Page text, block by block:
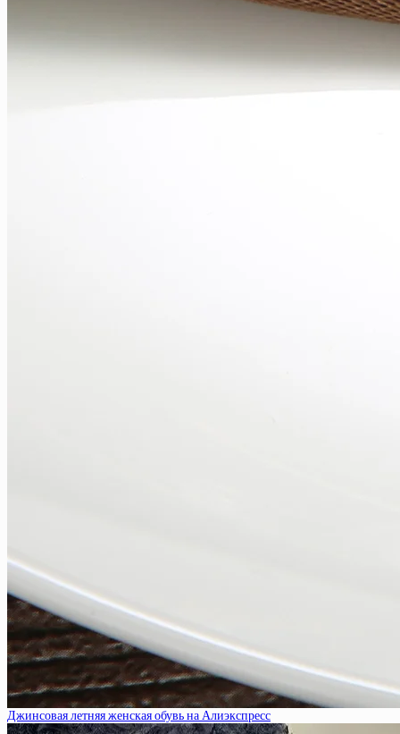
Джинсовая летняя женская обувь на Алиэкспресс